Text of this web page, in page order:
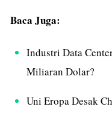
Baca Juga:
Industri Data
Miliaran Dolar?
Uni Eropa Desak